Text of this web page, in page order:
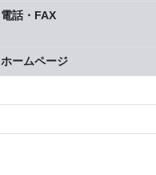
電話・FAX
ホームページ